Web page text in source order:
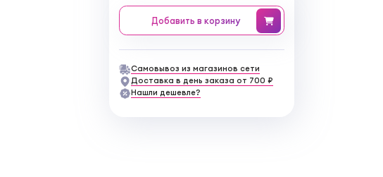
Добавить в корзину
Самовывоз из магазинов сети
Доставка в день заказа от 700 ₽
Нашли дешевле?